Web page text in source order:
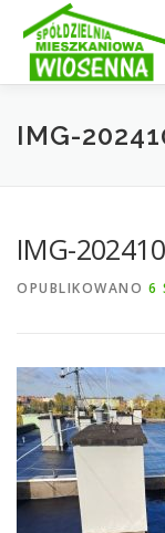
treści
INFORMACJE
KONTAKT
IMG-
IMG-
OPUBLIKOWANO 6